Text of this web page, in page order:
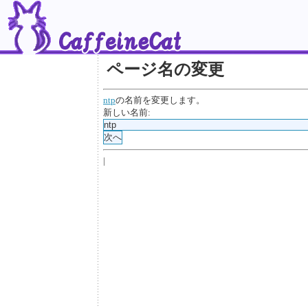
ページ名の変更
ntpの名前を変更します。
新しい名前:
|